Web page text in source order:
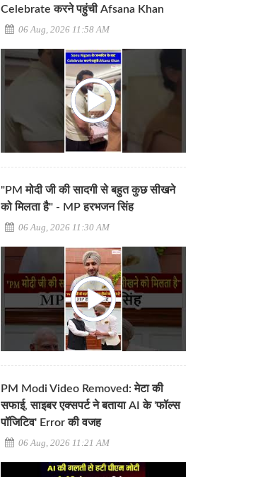
Celebrate करने पहुंची Afsana Khan
06 Aug, 2026 11:58 AM
"PM मोदी जी की सादगी से बहुत कुछ सीखने
को मिलता है" - MP हरभजन सिंह
06 Aug, 2026 11:30 AM
PM Modi Video Removed: मेटा की
सफाई, साइबर एक्सपर्ट ने बताया AI के 'फॉल्स
पॉजिटिव' Error की वजह
06 Aug, 2026 11:21 AM